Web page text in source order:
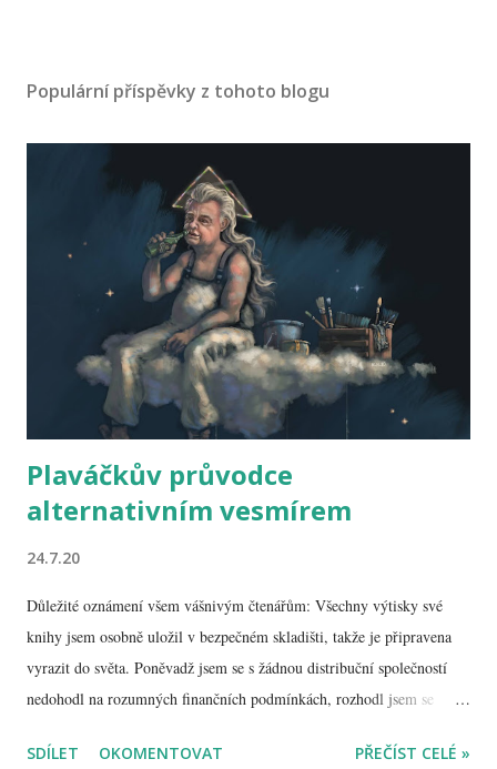
Populární příspěvky z tohoto blogu
Plaváčkův průvodce
alternativním vesmírem
24.7.20
Důležité oznámení všem vášnivým čtenářům: Všechny výtisky své
knihy jsem osobně uložil v bezpečném skladišti, takže je připravena
vyrazit do světa. Poněvadž jsem se s žádnou distribuční společností
nedohodl na rozumných finančních podmínkách, rozhodl jsem se
pádem vyvstává pár omezení, která ale nejsou nepřekonatelná: Platit
SDÍLET OKOMENTOVAT PŘEČÍST CELÉ »